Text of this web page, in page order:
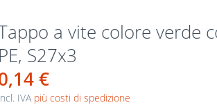
a vite colore verde
PE, S27x3
€
IVA più costi di spedizione